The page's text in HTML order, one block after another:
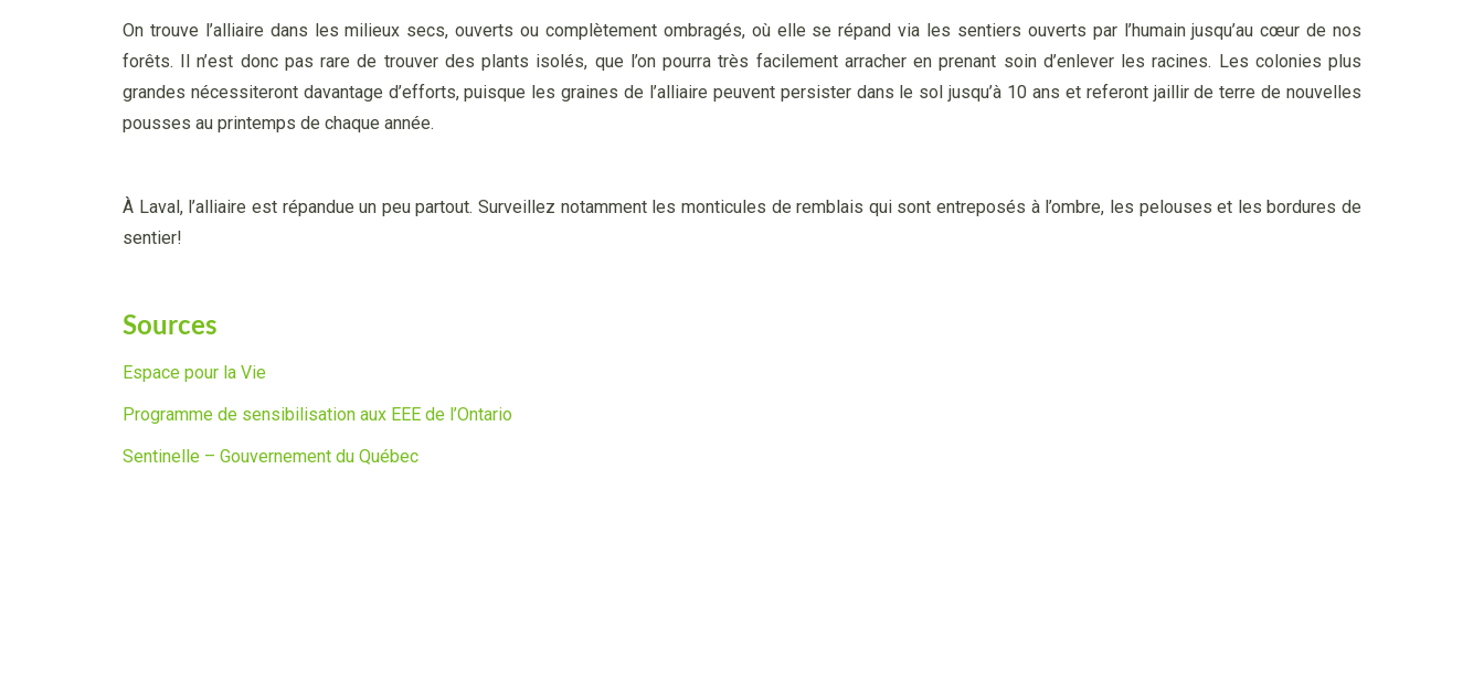
On trouve l’alliaire dans les milieux secs, ouverts ou complètement ombragés, où elle se répand via les sentiers ouverts par l’humain jusqu’au cœur de nos
forêts. Il n’est donc pas rare de trouver des plants isolés, que l’on pourra très facilement arracher en prenant soin d’enlever les racines. Les colonies plus
grandes nécessiteront davantage d’efforts, puisque les graines de l’alliaire peuvent persister dans le sol jusqu’à 10 ans et referont jaillir de terre de nouvelles
pousses au printemps de chaque année.
À Laval, l’alliaire est répandue un peu partout. Surveillez notamment les monticules de remblais qui sont entreposés à l’ombre, les pelouses et les bordures de
sentier!
Sources
Espace pour la Vie
Programme de sensibilisation aux EEE de l’Ontario
Sentinelle – Gouvernement du Québec